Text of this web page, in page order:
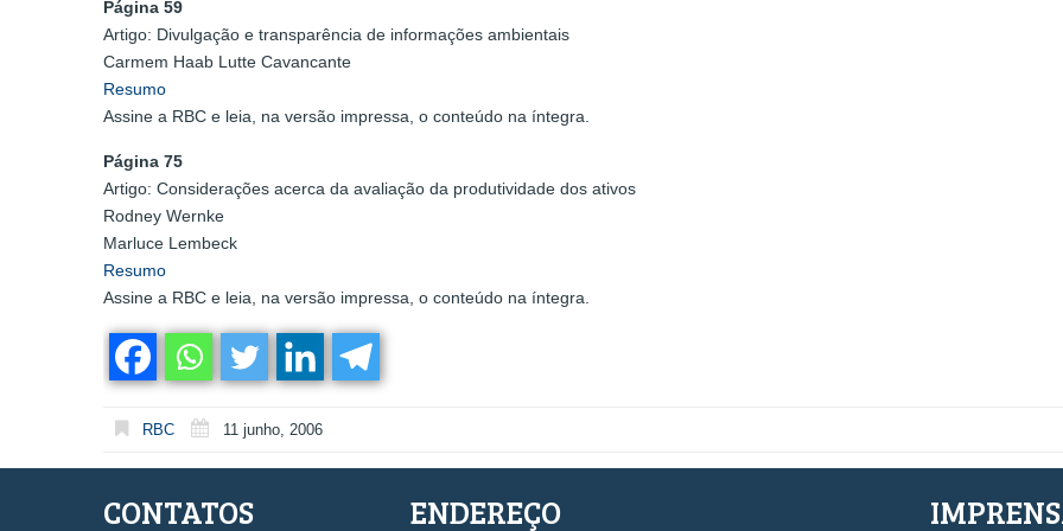
Página 59
Artigo: Divulgação e transparência de informações ambientais
Carmem Haab Lutte Cavancante
Resumo
Assine a RBC e leia, na versão impressa, o conteúdo na íntegra.
Página 75
Artigo: Considerações acerca da avaliação da produtividade dos ativos
Rodney Wernke
Marluce Lembeck
Resumo
Assine a RBC e leia, na versão impressa, o conteúdo na íntegra.
RBC 11 junho, 2006
CONTATOS ENDEREÇO